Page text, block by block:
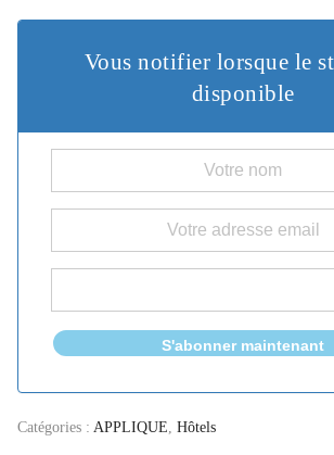
Vous notifier lorsque le
disponible
S'abonner maintenant
Catégories : APPLIQUE, Hôtels